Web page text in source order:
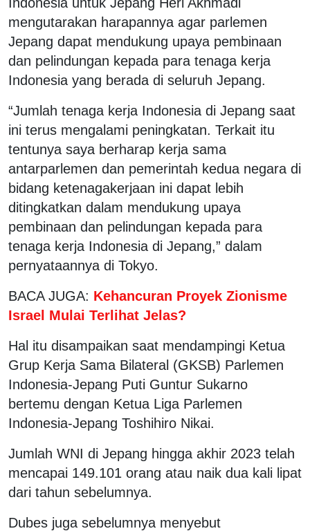
mengutarakan harapannya agar parlemen
Jepang dapat mendukung upaya pembinaan
dan pelindungan kepada para tenaga kerja
Indonesia yang berada di seluruh Jepang.
“Jumlah tenaga kerja Indonesia di Jepang saat
ini terus mengalami peningkatan. Terkait itu
tentunya saya berharap kerja sama
antarparlemen dan pemerintah kedua negara di
bidang ketenagakerjaan ini dapat lebih
ditingkatkan dalam mendukung upaya
pembinaan dan pelindungan kepada para
tenaga kerja Indonesia di Jepang,” dalam
pernyataannya di Tokyo.
BACA JUGA: Kehancuran Proyek Zionisme
Israel Mulai Terlihat Jelas?
Hal itu disampaikan saat mendampingi Ketua
Grup Kerja Sama Bilateral (GKSB) Parlemen
Indonesia-Jepang Puti Guntur Sukarno
bertemu dengan Ketua Liga Parlemen
Indonesia-Jepang Toshihiro Nikai.
Jumlah WNI di Jepang hingga akhir 2023 telah
mencapai 149.101 orang atau naik dua kali lipat
dari tahun sebelumnya.
Dubes juga sebelumnya menyebut